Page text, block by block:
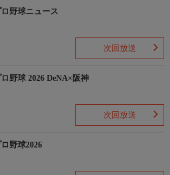
ロ野球ニュース
次回放送
ロ野球 2026 DeNA×阪神
次回放送
ロ野球2026